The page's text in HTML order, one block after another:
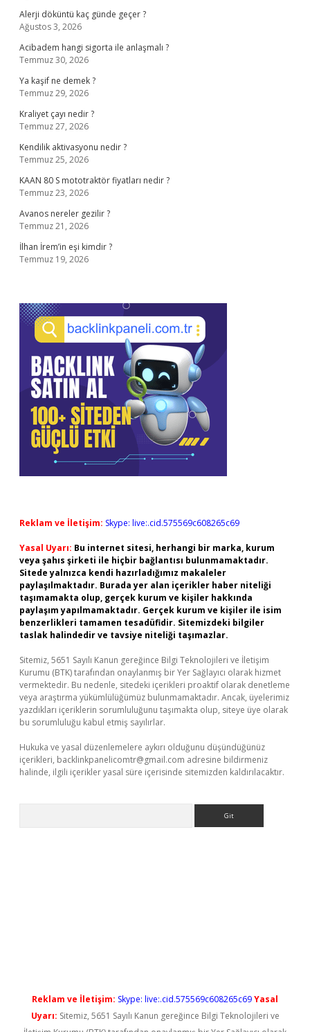
Alerji döküntü kaç günde geçer ?
Ağustos 3, 2026
Acibadem hangi sigorta ile anlaşmalı ?
Temmuz 30, 2026
Ya kaşif ne demek ?
Temmuz 29, 2026
Kraliyet çayı nedir ?
Temmuz 27, 2026
Kendilik aktivasyonu nedir ?
Temmuz 25, 2026
KAAN 80 S mototraktör fiyatları nedir ?
Temmuz 23, 2026
Avanos nereler gezilir ?
Temmuz 21, 2026
İlhan İrem’in eşi kimdir ?
Temmuz 19, 2026
Reklam ve İletişim: Skype: live:.cid.575569c608265c69
Yasal Uyarı: Bu internet sitesi, herhangi bir marka, kurum
veya şahıs şirketi ile hiçbir bağlantısı bulunmamaktadır.
Sitede yalnızca kendi hazırladığımız makaleler
paylaşılmaktadır. Burada yer alan içerikler haber niteliği
taşımamakta olup, gerçek kurum ve kişiler hakkında
paylaşım yapılmamaktadır. Gerçek kurum ve kişiler ile isim
benzerlikleri tamamen tesadüfidir. Sitemizdeki bilgiler
taslak halindedir ve tavsiye niteliği taşımazlar.
Sitemiz, 5651 Sayılı Kanun gereğince Bilgi Teknolojileri ve İletişim
Kurumu (BTK) tarafından onaylanmış bir Yer Sağlayıcı olarak hizmet
vermektedir. Bu nedenle, sitedeki içerikleri proaktif olarak denetleme
veya araştırma yükümlülüğümüz bulunmamaktadır. Ancak, üyelerimiz
yazdıkları içeriklerin sorumluluğunu taşımakta olup, siteye üye olarak
bu sorumluluğu kabul etmiş sayılırlar.
Hukuka ve yasal düzenlemelere aykırı olduğunu düşündüğünüz
içerikleri, backlinkpanelicomtr@gmail.com adresine bildirmeniz
halinde, ilgili içerikler yasal süre içerisinde sitemizden kaldırılacaktır.
Reklam ve İletişim: Skype: live:.cid.575569c608265c69Yasal
Uyarı: Sitemiz, 5651 Sayılı Kanun gereğince Bilgi Teknolojileri ve